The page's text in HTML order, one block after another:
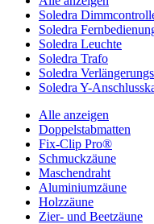
Soledra
Soledra
Soledra Leuchte
Soledra Trafo
Soledra
Soledra Y-
Alle anzeigen
Doppelstabmatten
Fix-Clip Pro®
Schmuckzäune
Maschendraht
Aluminiumzäune
Holzzäune
Zier- und Beetzäune